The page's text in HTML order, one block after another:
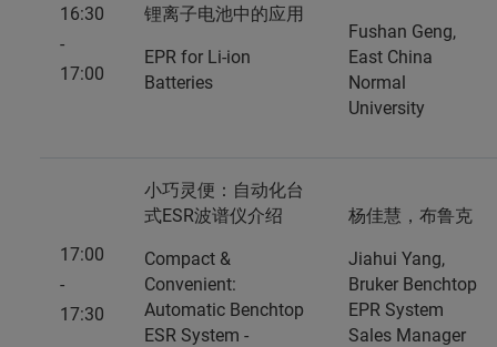
16:30
-
17:00
锂离子电池中的应用
EPR for Li-ion
Batteries
Fushan Geng,
East China
Normal
University
17:00
-
17:30
小巧灵便：自动化台
式ESR波谱仪介绍
Compact &
Convenient:
Automatic Benchtop
ESR System -
杨佳慧，布鲁克
Jiahui Yang,
Bruker Benchtop
EPR System
Sales Manager